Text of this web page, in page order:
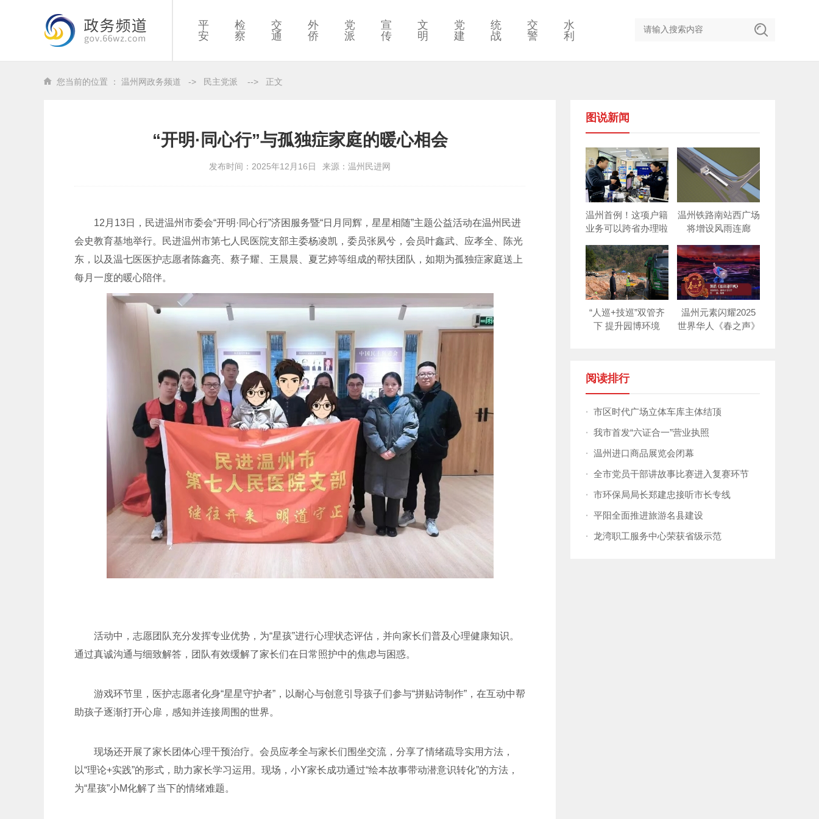
平
安
检
察
交
通
外
侨
党
派
宣
传
文
明
党
建
统
战
交
警
水
利
您当前的位置 ： 温州网政务频道 -> 民主党派 --> 正文
“开明·同心行”与孤独症家庭的暖心相会
发布时间：2025年12月16日 来源：温州民进网
12月13日，民进温州市委会“开明·同心行”济困服务暨“日月同辉，星星相随”主题公益活动在温州民进
会史教育基地举行。民进温州市第七人民医院支部主委杨凌凯，委员张夙兮，会员叶鑫武、应孝全、陈光
东，以及温七医医护志愿者陈鑫亮、蔡子耀、王晨晨、夏艺婷等组成的帮扶团队，如期为孤独症家庭送上
每月一度的暖心陪伴。
活动中，志愿团队充分发挥专业优势，为“星孩”进行心理状态评估，并向家长们普及心理健康知识。
通过真诚沟通与细致解答，团队有效缓解了家长们在日常照护中的焦虑与困惑。
游戏环节里，医护志愿者化身“星星守护者”，以耐心与创意引导孩子们参与“拼贴诗制作”，在互动中帮
助孩子逐渐打开心扉，感知并连接周围的世界。
现场还开展了家长团体心理干预治疗。会员应孝全与家长们围坐交流，分享了情绪疏导实用方法，
以“理论+实践”的形式，助力家长学习运用。现场，小Y家长成功通过“绘本故事带动潜意识转化”的方法，
为“星孩”小M化解了当下的情绪难题。
图说新闻
温州首例！这项户籍
业务可以跨省办理啦
温州铁路南站西广场
将增设风雨连廊
“人巡+技巡”双管齐
下 提升园博环境
温州元素闪耀2025
世界华人《春之声》
阅读排行
· 市区时代广场立体车库主体结顶
· 我市首发“六证合一”营业执照
· 温州进口商品展览会闭幕
· 全市党员干部讲故事比赛进入复赛环节
· 市环保局局长郑建忠接听市长专线
· 平阳全面推进旅游名县建设
· 龙湾职工服务中心荣获省级示范